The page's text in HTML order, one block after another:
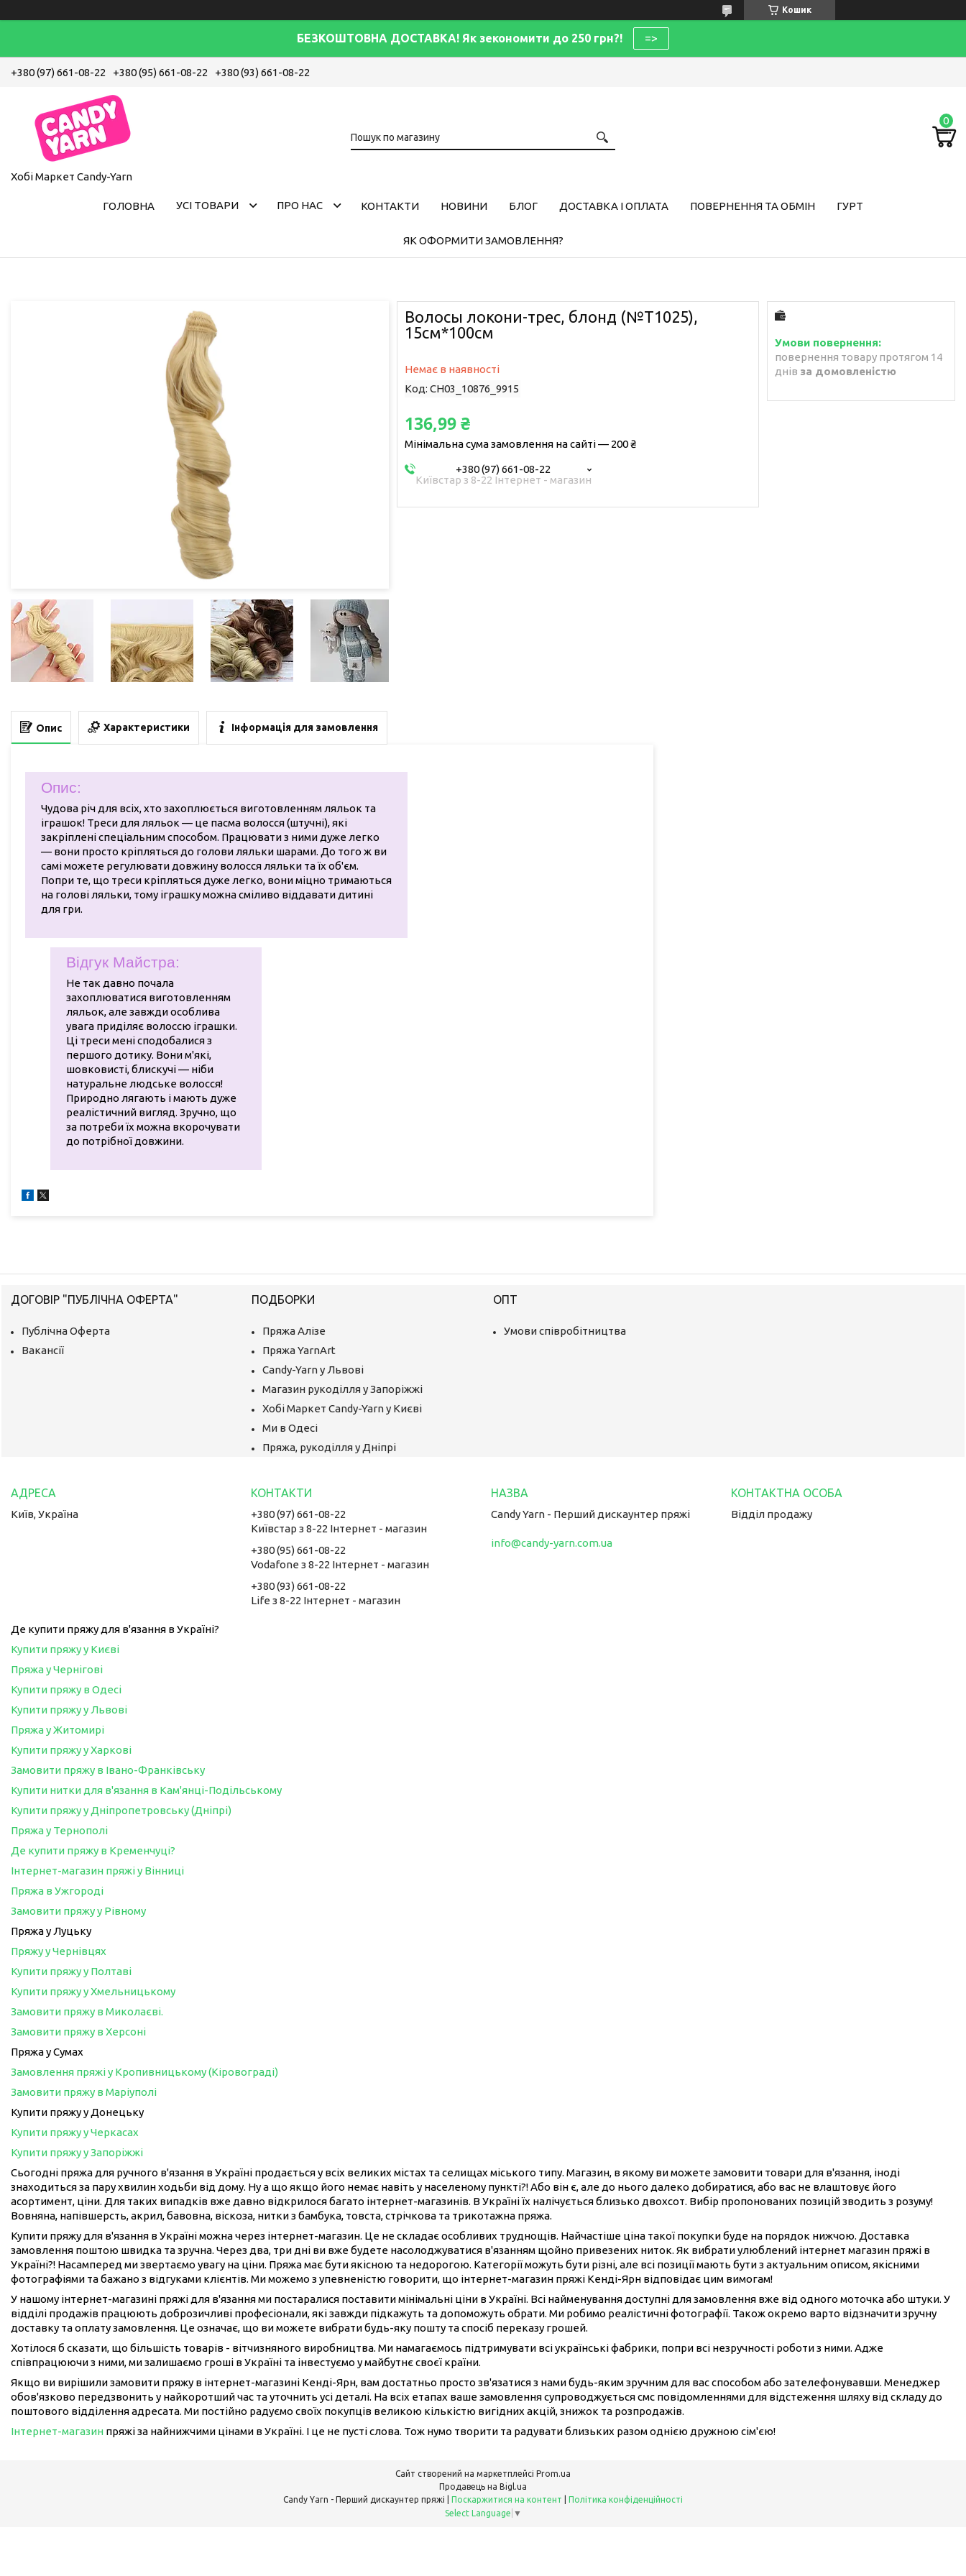
Кошик
БЕЗКОШТОВНА ДОСТАВКА! Як зекономити до 250 грн?! =>
+380 (97) 661-08-22 +380 (95) 661-08-22 +380 (93) 661-08-22
Хобі Маркет Candy-Yarn
ГОЛОВНА УСІ ТОВАРИ ПРО НАС КОНТАКТИ НОВИНИ БЛОГ ДОСТАВКА І ОПЛАТА ПОВЕРНЕННЯ ТА ОБМІН ГУРТ
ЯК ОФОРМИТИ ЗАМОВЛЕННЯ?
Волосы локони-трес, блонд (№T1025),
15см*100см
Немає в наявності
Код: CH03_10876_9915
136,99 ₴
Мінімальна сума замовлення на сайті — 200 ₴
+380 (97) 661-08-22
Київстар з 8-22 Інтернет - магазин
повернення товару протягом 14
днів за домовленістю
Опис Характеристики Інформація для замовлення
Опис:
Чудова річ для всіх, хто захоплюється виготовленням ляльок та
іграшок! Треси для ляльок — це пасма волосся (штучні), які
закріплені спеціальним способом. Працювати з ними дуже легко
— вони просто кріпляться до голови ляльки шарами. До того ж ви
самі можете регулювати довжину волосся ляльки та їх об'єм.
Попри те, що треси кріпляться дуже легко, вони міцно тримаються
на голові ляльки, тому іграшку можна сміливо віддавати дитині
для гри.
Відгук Майстра:
Не так давно почала
захоплюватися виготовленням
ляльок, але завжди особлива
увага приділяє волоссю іграшки.
Ці треси мені сподобалися з
першого дотику. Вони м'які,
шовковисті, блискучі — ніби
натуральне людське волосся!
Природно лягають і мають дуже
реалістичний вигляд. Зручно, що
за потреби їх можна вкорочувати
до потрібної довжини.
ДОГОВІР "ПУБЛІЧНА ОФЕРТА"
Публічна Оферта
Вакансії
ПОДБОРКИ
Пряжа Алізе
Пряжа YarnArt
Candy-Yarn у Львові
Магазин рукоділля у Запоріжжі
Хобі Маркет Candy-Yarn у Києві
Ми в Одесі
Пряжа, рукоділля у Дніпрі
ОПТ
Умови співробітництва
Київ, Україна
+380 (97) 661-08-22
Київстар з 8-22 Інтернет - магазин
+380 (95) 661-08-22
Vodafone з 8-22 Інтернет - магазин
+380 (93) 661-08-22
Life з 8-22 Інтернет - магазин
Candy Yarn - Перший дискаунтер пряжі
info@candy-yarn.com.ua
Відділ продажу
Де купити пряжу для в'язання в Україні?
Купити пряжу у Києві
Пряжа у Чернігові
Купити пряжу в Одесі
Купити пряжу у Львові
Пряжа у Житомирі
Купити пряжу у Харкові
Замовити пряжу в Івано-Франківську
Купити нитки для в'язання в Кам'янці-Подільському
Купити пряжу у Дніпропетровську (Дніпрі)
Пряжа у Тернополі
Де купити пряжу в Кременчуці?
Інтернет-магазин пряжі у Вінниці
Пряжа в Ужгороді
Замовити пряжу у Рівному
Пряжа у Луцьку
Пряжу у Чернівцях
Купити пряжу у Полтаві
Купити пряжу у Хмельницькому
Замовити пряжу в Миколаєві.
Замовити пряжу в Херсоні
Пряжа у Сумах
Замовлення пряжі у Кропивницькому (Кіровограді)
Замовити пряжу в Маріуполі
Купити пряжу у Донецьку
Купити пряжу у Черкасах
Купити пряжу у Запоріжжі
Сьогодні пряжа для ручного в'язання в Україні продається у всіх великих містах та селищах міського типу. Магазин, в якому ви можете замовити товари для в'язання, іноді
знаходиться за пару хвилин ходьби від дому. Ну а що якщо його немає навіть у населеному пункті?! Або він є, але до нього далеко добиратися, або вас не влаштовує його
асортимент, ціни. Для таких випадків вже давно відкрилося багато інтернет-магазинів. В Україні їх налічується близько двохсот. Вибір пропонованих позицій зводить з розуму!
Вовняна, напівшерсть, акрил, бавовна, віскоза, нитки з бамбука, товста, стрічкова та трикотажна пряжа.
Купити пряжу для в'язання в Україні можна через інтернет-магазин. Це не складає особливих труднощів. Найчастіше ціна такої покупки буде на порядок нижчою. Доставка
замовлення поштою швидка та зручна. Через два, три дні ви вже будете насолоджуватися в'язанням щойно привезених ниток. Як вибрати улюблений інтернет магазин пряжі в
Україні?! Насамперед ми звертаємо увагу на ціни. Пряжа має бути якісною та недорогою. Категорії можуть бути різні, але всі позиції мають бути з актуальним описом, якісними
фотографіями та бажано з відгуками клієнтів. Ми можемо з упевненістю говорити, що інтернет-магазин пряжі Кенді-Ярн відповідає цим вимогам!
У нашому інтернет-магазині пряжі для в'язання ми постаралися поставити мінімальні ціни в Україні. Всі найменування доступні для замовлення вже від одного моточка або штуки. У
відділі продажів працюють доброзичливі професіонали, які завжди підкажуть та допоможуть обрати. Ми робимо реалістичні фотографії. Також окремо варто відзначити зручну
доставку та оплату замовлення. Це означає, що ви можете вибрати будь-яку пошту та спосіб переказу грошей.
Хотілося б сказати, що більшість товарів - вітчизняного виробництва. Ми намагаємось підтримувати всі українські фабрики, попри всі незручності роботи з ними. Адже
співпрацюючи з ними, ми залишаємо гроші в Україні та інвестуємо у майбутнє своєї країни.
Якщо ви вирішили замовити пряжу в інтернет-магазині Кенді-Ярн, вам достатньо просто зв'язатися з нами будь-яким зручним для вас способом або зателефонувавши. Менеджер
обов'язково передзвонить у найкоротший час та уточнить усі деталі. На всіх етапах ваше замовлення супроводжується смс повідомленнями для відстеження шляху від складу до
поштового відділення адресата. Ми постійно радуємо своїх покупців великою кількістю вигідних акцій, знижок та розпродажів.
Інтернет-магазин пряжі за найнижчими цінами в Україні. І це не пусті слова. Тож нумо творити та радувати близьких разом однією дружною сім'єю!
Сайт створений на маркетплейсі Prom.ua
Продавець на Bigl.ua
Поскаржитися на контент
Політика конфіденційності
Select Language ▼